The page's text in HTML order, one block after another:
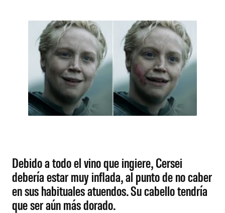
Debido a todo el vino que ingiere, Cersei
debería estar muy inflada, al punto de no caber
en sus habituales atuendos. Su cabello tendría
que ser aún más dorado.